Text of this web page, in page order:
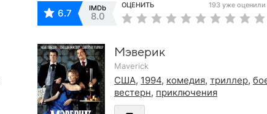
6.7 IMDb
8.0
ОЦЕНИТЬ 193 уже оценили
Мэверик
Maverick
США, 1994, комедия, триллер,
вестерн, приключения